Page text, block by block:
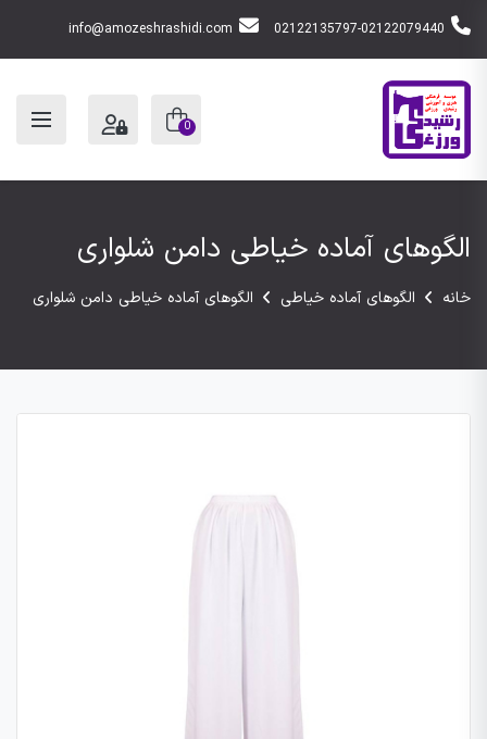
02122135797-02122079440
info@amozeshrashidi.com
0
الگوهای آماده خیاطی دامن شلواری
خانه الگوهای آماده خیاطی الگوهای آماده خیاطی دامن شلواری